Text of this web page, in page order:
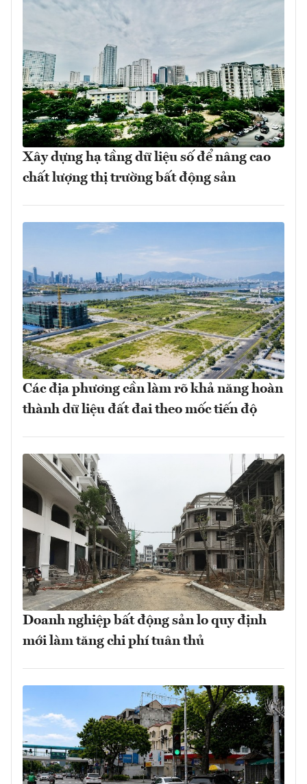
Xây dựng hạ tầng dữ liệu số để nâng cao
chất lượng thị trường bất động sản
Các địa phương cần làm rõ khả năng hoàn
thành dữ liệu đất đai theo mốc tiến độ
Doanh nghiệp bất động sản lo quy định
mới làm tăng chi phí tuân thủ